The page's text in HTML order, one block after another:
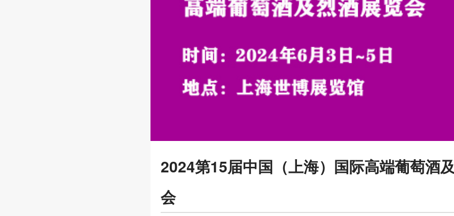
2024第15届中国（上海）国际高端葡萄酒
会